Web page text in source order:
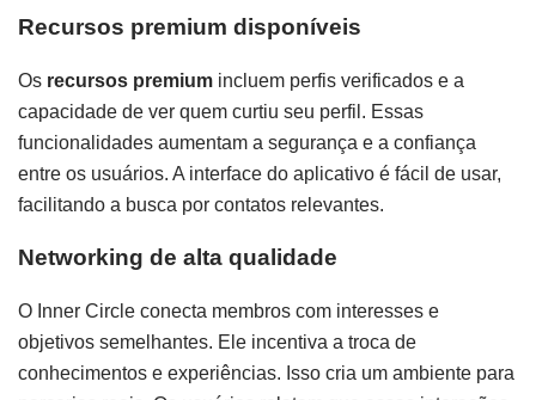
Recursos premium disponíveis
Os recursos premium incluem perfis verificados e a
capacidade de ver quem curtiu seu perfil. Essas
funcionalidades aumentam a segurança e a confiança
entre os usuários. A interface do aplicativo é fácil de usar,
facilitando a busca por contatos relevantes.
Networking de alta qualidade
O Inner Circle conecta membros com interesses e
objetivos semelhantes. Ele incentiva a troca de
conhecimentos e experiências. Isso cria um ambiente para